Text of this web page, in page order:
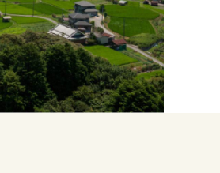
関
市
取